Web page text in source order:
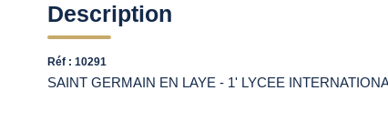
Description
Réf : 10291
SAINT GERMAIN EN LAYE - 1' LYCEE